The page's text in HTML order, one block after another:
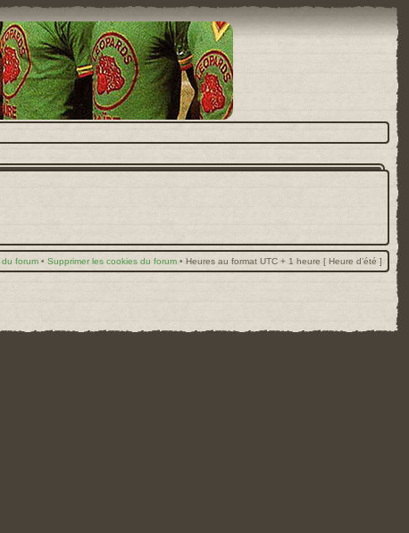
du forum • Supprimer les cookies du forum • Heures au format UTC + 1 heure [ Heure d’été ]